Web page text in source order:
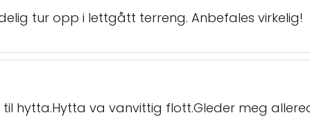
tur opp i lettgått terreng. Anbefales virkelig!
hytta.Hytta va vanvittig flott.Gleder meg